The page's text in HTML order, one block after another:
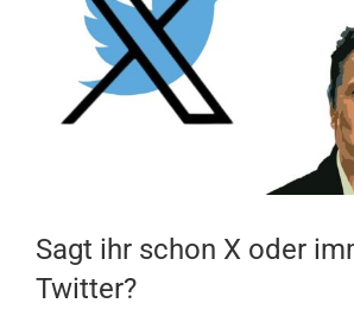
Sagt ihr schon X oder
Twitter?